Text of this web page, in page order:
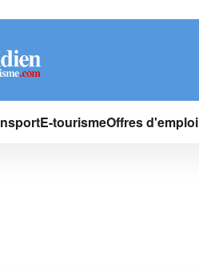
E-tourismeOffres d'emploi